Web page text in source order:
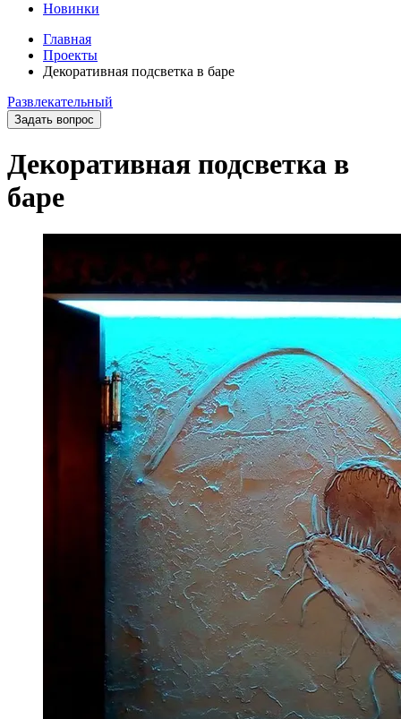
Новинки
Главная
Проекты
Декоративная подсветка в баре
Развлекательный
Задать вопрос
Декоративная подсветка в
баре